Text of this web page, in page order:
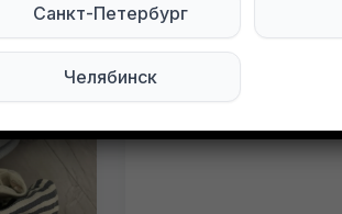
Санкт-Петербург
Челябинск